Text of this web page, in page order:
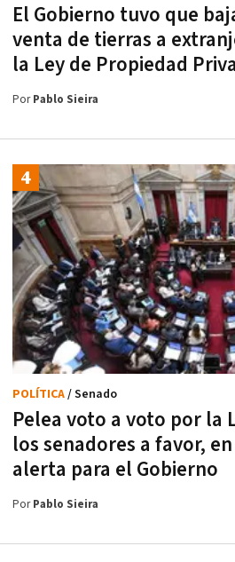
El Gobierno tuvo que
venta de tierras a
la Ley de Propiedad
PorPablo Sieira
Pelea voto a voto por la
los senadores a favor,
alerta para el Gobierno
POLÍTICA/ Senado
PorPablo Sieira